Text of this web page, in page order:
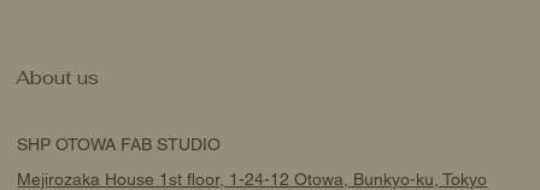
SHP OTOWA FAB STUDIO
Mejirozaka House 1st floor, 1-24-12 Otowa, Bunkyo-ku, Tokyo
About us